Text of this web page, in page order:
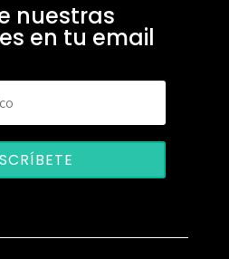
nuestras
en tu email